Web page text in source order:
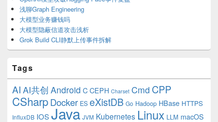
浅聊Graph Engineering
大模型业务赚钱吗
大模型隐蔽信道攻击浅析
Grok Build CLI静默上传事件拆解
Tags
AI AI共创 Android C CEPH Charset Cmd CPP
CSharpDocker ES eXistDB Go Hadoop HBase HTTPS
InfluxDB IOSJava JVM Kubernetes Linux LLM macOS